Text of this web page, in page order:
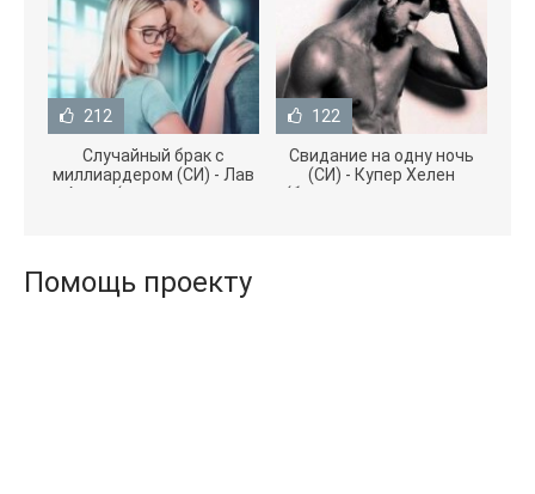
212
Случайный брак с
миллиардером (СИ) - Лав
Агата (полная версия
122
Свидание на одну ночь
(СИ) - Купер Хелен
(бесплатные серии книг
Помощь проекту